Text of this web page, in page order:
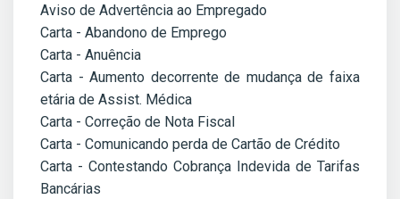
Aviso de Advertência ao Empregado
Carta - Abandono de Emprego
Carta - Anuência
Carta - Aumento decorrente de mudança de faixa
etária de Assist. Médica
Carta - Correção de Nota Fiscal
Carta - Comunicando perda de Cartão de Crédito
Carta - Contestando Cobrança Indevida de Tarifas
Bancárias